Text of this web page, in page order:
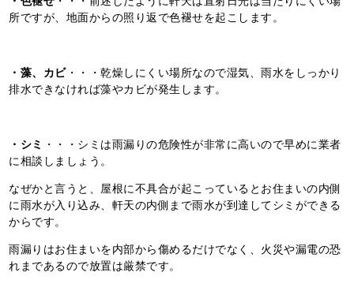
所ですが、地面からの照り返で色褪せを起こします。
・藻、カビ・・・乾燥しにくい場所なので湿気、雨水をしっかり
排水できなければ藻やカビが発生します。
・シミ ・・・シミは雨漏りの危険性が非常に高いので早めに業者
に相談しましょう。
なぜかと言うと、屋根に不具合が起こっているとお住まいの内側
に雨水が入り込み、軒天の内側まで雨水が到達してシミができる
からです。
雨漏りはお住まいを内部から傷めるだけでなく、火災や漏電の恐
れまであるので放置は厳禁です。